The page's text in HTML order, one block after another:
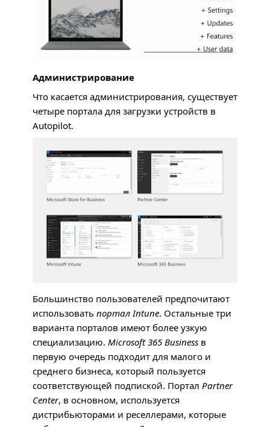
Администрирование
Что касается администрирования, существует
четыре портала для загрузки устройств в
Autopilot.
Большинство пользователей предпочитают
использовать портал Intune. Остальные три
варианта порталов имеют более узкую
специализацию. Microsoft 365 Businessв
первую очередь подходит для малого и
среднего бизнеса, который пользуется
соответствующей подпиской. Портал Partner
Center, в основном, используется
дистрибьюторами и реселлерами, которые